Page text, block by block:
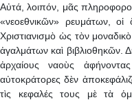
Αὐτά, λοιπόν, μᾶς
«νεοεθνικῶν» ρευμάτων, οἱ
Χριστιανισμὸ ὡς τὸν
ἀγαλμάτων καὶ βιβλιοθηκῶν.
ἀρχαίους ναοὺς
αὐτοκράτορες δὲν
τὶς κεφαλές τους μὲ τὰ